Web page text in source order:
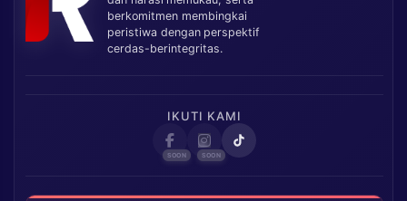
berkomitmen membingkai
peristiwa dengan perspektif
cerdas-berintegritas.
IKUTI KAMI